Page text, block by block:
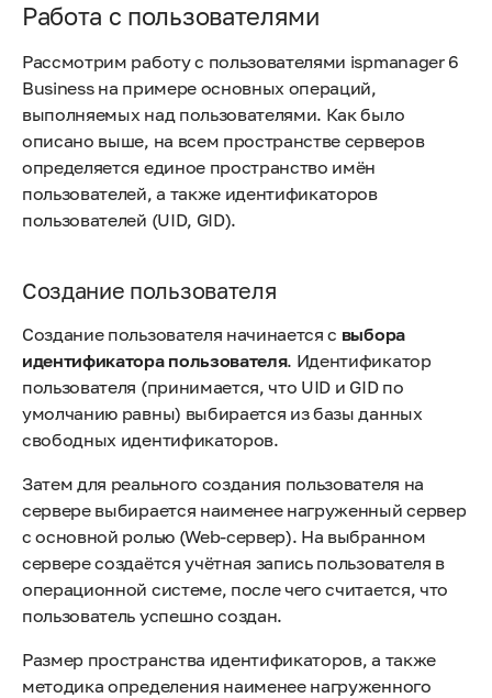
Работа с пользователями
Рассмотрим работу с пользователями ispmanager 6
Business на примере основных операций,
выполняемых над пользователями. Как было
описано выше, на всем пространстве серверов
определяется единое пространство имён
пользователей, а также идентификаторов
пользователей (UID, GID).
Создание пользователя
Создание пользователя начинается с выбора
идентификатора пользователя. Идентификатор
пользователя (принимается, что UID и GID по
умолчанию равны) выбирается из базы данных
свободных идентификаторов.
Затем для реального создания пользователя на
сервере выбирается наименее нагруженный сервер
с основной ролью (Web-сервер). На выбранном
сервере создаётся учётная запись пользователя в
операционной системе, после чего считается, что
пользователь успешно создан.
Размер пространства идентификаторов, а также
методика определения наименее нагруженного